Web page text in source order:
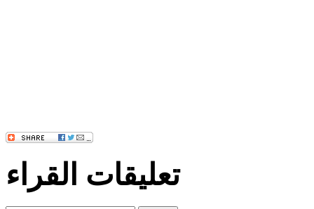
تعليقات القراء